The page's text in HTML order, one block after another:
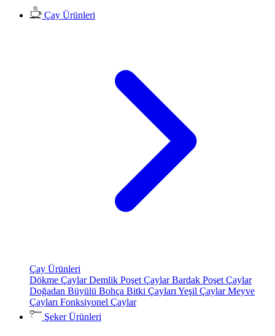
Çay Ürünleri
Çay Ürünleri
Dökme ÇaylarDemlik Poşet ÇaylarBardak Poşet Çaylar
Doğadan Büyülü Bohça Bitki Çayları Yeşil ÇaylarMeyve
Çayları Fonksiyonel Çaylar
Şeker Ürünleri